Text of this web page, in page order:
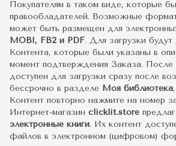
Покупателям в таком виде, которые
правообладателей. Возможные
может быть размещен для
MOBI, FB2 и PDF. Для загрузки
Контента, которые были указаны в
момент подтверждения Заказа. После
доступен для загрузки сразу после
бессрочно в разделе Моя библиотека
Контент повторно нажмите на номер
Интернет-магазин clicklit.store
электронные книги. Их контент
файлов в электронном (цифровом)